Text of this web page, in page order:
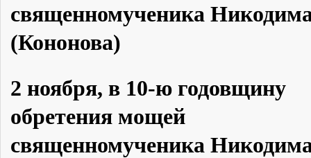
священномученика
(Кононова)
2 ноября, в 10-ю годовщину
обретения мощей
священномученика